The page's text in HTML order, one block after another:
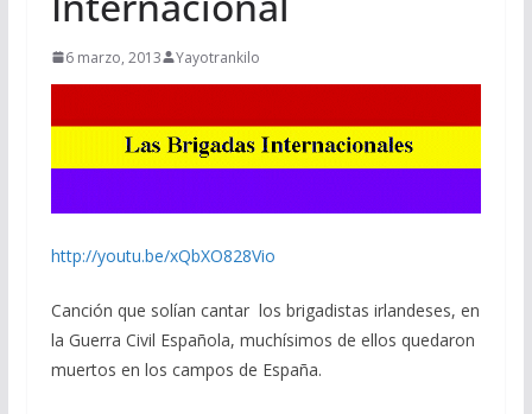
6 marzo, 2013 Yayotrankilo
http://youtu.be/xQbXO828Vio
Canción que solían cantar los brigadistas irlandeses, en
la Guerra Civil Española, muchísimos de ellos quedaron
muertos en los campos de España.